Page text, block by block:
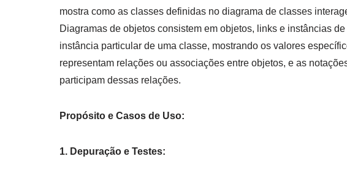
mostra como as classes definidas no diagrama de classes
Diagramas de objetos consistem em objetos, links e instâncias
instância particular de uma classe, mostrando os valores
representam relações ou associações entre objetos, e as
participam dessas relações.
Propósito e Casos de Uso:
1. Depuração e Testes: